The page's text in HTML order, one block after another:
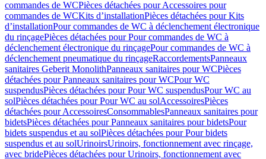
commandes de WCPièces détachées pour Accessoires pour
commandes de WCKits d’installationPièces détachées pour Kits
d’installationPour commandes de WC à déclenchement électronique
du rinçagePièces détachées pour Pour commandes de WC à
déclenchement électronique du rinçagePour commandes de WC à
déclenchement pneumatique du rinçageRaccordementsPanneaux
sanitaires Geberit MonolithPanneaux sanitaires pour WCPièces
détachées pour Panneaux sanitaires pour WCPour WC
suspendusPièces détachées pour Pour WC suspendusPour WC au
solPièces détachées pour Pour WC au solAccessoiresPièces
détachées pour AccessoiresConsommablesPanneaux sanitaires pour
bidetsPièces détachées pour Panneaux sanitaires pour bidetsPour
bidets suspendus et au solPièces détachées pour Pour bidets
suspendus et au solUrinoirsUrinoirs, fonctionnement avec rinçage,
avec bridePièces détachées pour Urinoirs, fonctionnement avec